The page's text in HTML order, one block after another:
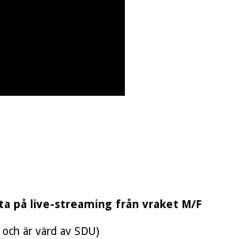
på live-streaming från vraket M/F
är värd av SDU)